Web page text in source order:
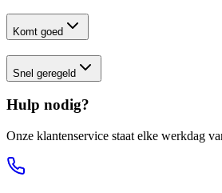
Komt goed
Snel geregeld
Hulp nodig?
Onze klantenservice staat elke werkdag